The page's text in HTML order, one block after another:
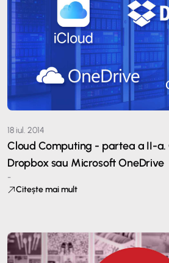
18 iul. 2014
Cloud Computing - partea a II-a.
Dropbox sau Microsoft OneDrive
-
Citește mai mult